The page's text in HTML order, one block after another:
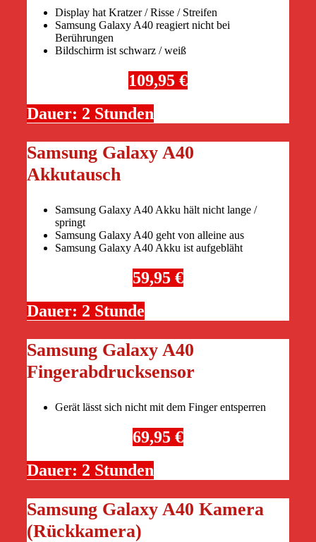
Display hat Kratzer / Risse / Streifen
Samsung Galaxy A40 reagiert nicht bei
Berührungen
Bildschirm ist schwarz / weiß
109,95 €
Dauer: 2 Stunden
Samsung Galaxy A40
Akkutausch
Samsung Galaxy A40 Akku hält nicht lange /
springt
Samsung Galaxy A40 geht von alleine aus
Samsung Galaxy A40 Akku ist aufgebläht
59,95 €
Dauer: 2 Stunde
Samsung Galaxy A40
Fingerabdrucksensor
Gerät lässt sich nicht mit dem Finger entsperren
69,95 €
Dauer: 2 Stunden
Samsung Galaxy A40 Kamera
(Rückkamera)